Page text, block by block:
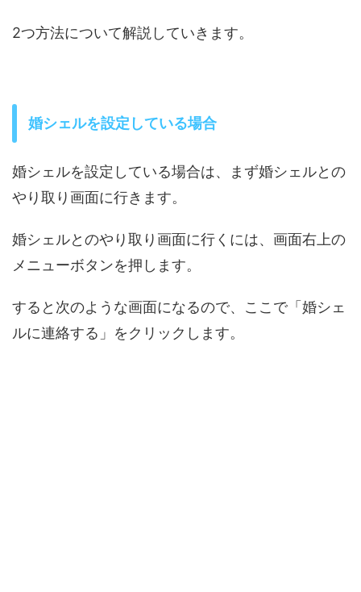
2つ方法について解説していきます。
婚シェルを設定している場合
婚シェルを設定している場合は、まず婚シェルとの
やり取り画面に行きます。
婚シェルとのやり取り画面に行くには、画面右上の
メニューボタンを押します。
すると次のような画面になるので、ここで「婚シェ
ルに連絡する」をクリックします。